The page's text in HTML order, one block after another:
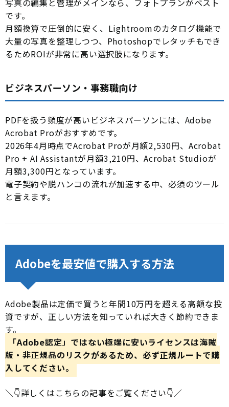
写真の編集と管理がメインなら、フォトプランがベスト
です。
月額換算で圧倒的に安く、Lightroomのカタログ機能で
大量の写真を整理しつつ、Photoshopでレタッチもでき
るためROIが非常に高い選択肢になります。
ビジネスパーソン・事務職向け
PDFを扱う頻度が高いビジネスパーソンには、Adobe
Acrobat Proがおすすめです。
2026年4月時点でAcrobat Proが月額2,530円、Acrobat
Pro + AI Assistantが月額3,210円、Acrobat Studioが
月額3,300円となっています。
電子契約や脱ハンコの流れが加速する中、必須のツール
と言えます。
Adobeを最安値で購入する方法
Adobe製品は定価で買うと年間10万円を超える高額な投
資ですが、正しい方法を知っていれば大きく節約できま
す。
「Adobe認定」ではない極端に安いライセンスは海賊
版・非正規品のリスクがあるため、必ず正規ルートで購
入してください。
＼👇詳しくはこちらの記事をご覧ください👇／